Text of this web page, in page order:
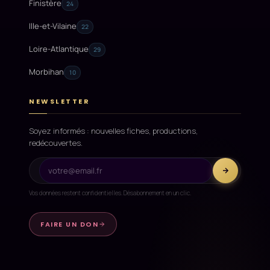
Finistère 24
Ille-et-Vilaine 22
Loire-Atlantique 29
Morbihan 10
NEWSLETTER
Soyez informés : nouvelles fiches, productions,
redécouvertes.
Vos données restent confidentielles. Désabonnement en un clic.
FAIRE UN DON